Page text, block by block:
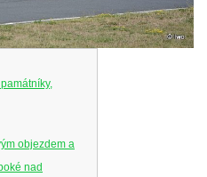
objezdem a
nad